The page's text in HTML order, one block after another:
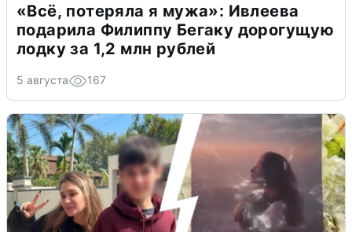
«Всё, потеряла я мужа»: Ивлеева
подарила Филиппу Бегаку дорогущую
лодку за 1,2 млн рублей
5 августа 167